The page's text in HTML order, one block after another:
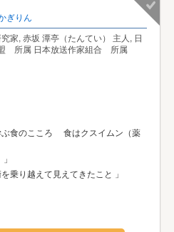
ぎりん
家, 赤坂 潭亭（たんてい） 主人, 日
所属 日本放送作家組合 所属
ぶ食のこころ 食はクスイムン（薬
乗り越えて見えてきたこと 」